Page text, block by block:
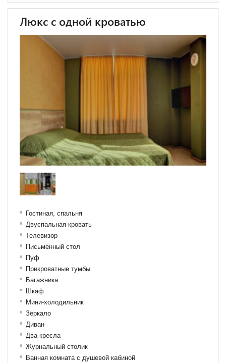
Люкс с одной кроватью
Гостиная, спальня
Двуспальная кровать
Телевизор
Письменный стол
Пуф
Прикроватные тумбы
Багажника
Шкаф
Мини-холодильник
Зеркало
Диван
Два кресла
Журнальный столик
Ванная комната с душевой кабиной